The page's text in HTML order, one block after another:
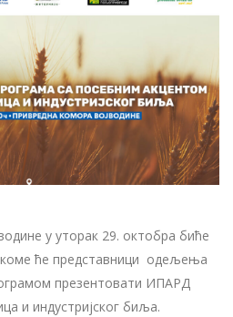
у уторак 29. октобра биће
ће представници одељења
презентовати ИПАРД
и индустријског биља.